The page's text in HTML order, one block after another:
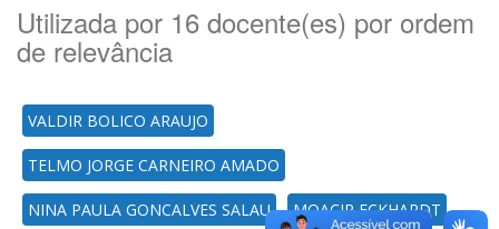
Utilizada por 16 docente(es) por ordem
de relevância
VALDIR BOLICO ARAUJO
TELMO JORGE CARNEIRO AMADO
NINA PAULA GONCALVES SALAU MOACIR ECKHARDT